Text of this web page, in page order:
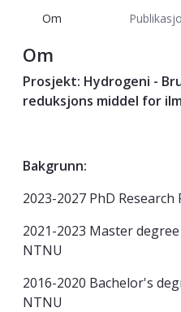
Om
Om
Prosjekt: Hydrogeni -
reduksjons middel for
Bakgrunn:
2023-2027 PhD Research
2021-2023 Master
NTNU
2016-2020 Bachelor's
NTNU